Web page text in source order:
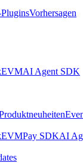
Vorhersagen
AI Agent SDK
Pay SDKAI